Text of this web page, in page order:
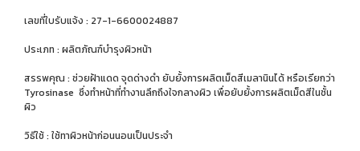
เลขที่ใบรับแจ้ง : 27-1-6600024887
ประเภท : ผลิตภัณฑ์บำรุงผิวหน้า
สรรพคุณ : ช่วยฝ้าแดด จุดด่างดำ ยับยั้งการผลิตเม็ดสีเมลานินได้ หรือเรียกว่า
Tyrosinase ซึ่งทำหน้าที่ทำงานลึกถึงใจกลางผิว เพื่อยับยั้งการผลิตเม็ดสีในชั้น
ผิว
วิธีใช้ : ใช้ทาผิวหน้าก่อนนอนเป็นประจำ